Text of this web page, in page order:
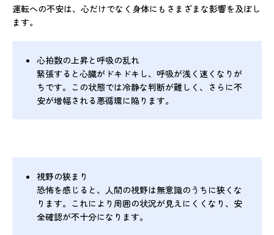
運転への不安は、心だけでなく身体にもさまざまな影響を及ぼし
ます。
心拍数の上昇と呼吸の乱れ
緊張すると心臓がドキドキし、呼吸が浅く速くなりが
ちです。この状態では冷静な判断が難しく、さらに不
安が増幅される悪循環に陥ります。
視野の狭まり
恐怖を感じると、人間の視野は無意識のうちに狭くな
ります。これにより周囲の状況が見えにくくなり、安
全確認が不十分になります。